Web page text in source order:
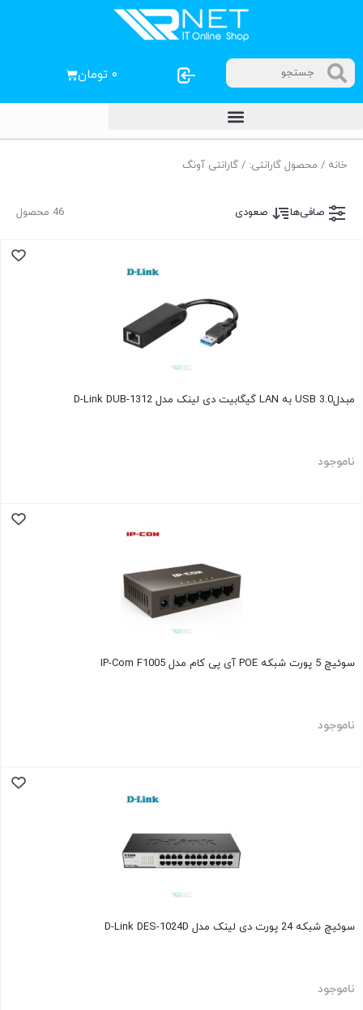
۰ تومان
خانه / محصول گارانتی: / گارانتی آونگ
46 محصول صافی‌ها صعودی
مبدلUSB 3.0 به LAN گیگابیت دی لینک مدل D-Link DUB-1312
ناموجود
سوئیچ 5 پورت شبکه POE آی پی کام مدل IP-Com F1005
ناموجود
سوئیچ شبکه 24 پورت دی لینک مدل D-Link DES-1024D
ناموجود